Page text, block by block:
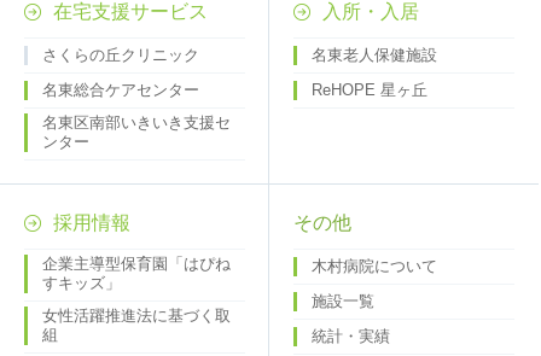
在宅支援サービス
さくらの丘クリニック
名東総合ケアセンター
名東区南部いきいき支援セ
ンター
入所・入居
名東老人保健施設
ReHOPE 星ヶ丘
採用情報
企業主導型保育園「はぴね
すキッズ」
女性活躍推進法に基づく取
組
その他
木村病院について
施設一覧
統計・実績